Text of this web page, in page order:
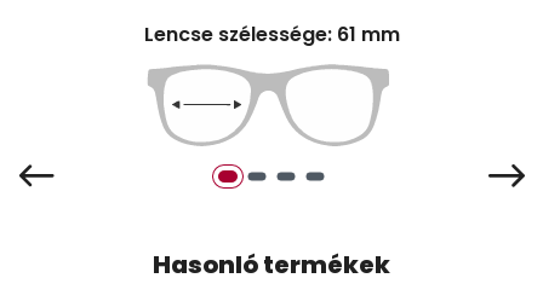
Lencse szélessége: 61 mm
Hasonló termékek